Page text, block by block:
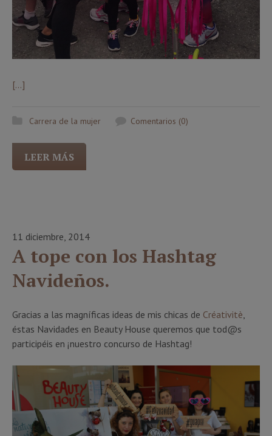
[…]
Carrera de la mujer Comentarios (0)
LEER MÁS
11 diciembre, 2014
A tope con los Hashtag
Navideños.
Gracias a las magníficas ideas de mis chicas de Créativitè,
éstas Navidades en Beauty House queremos que tod@s
participéis en ¡nuestro concurso de Hashtag!